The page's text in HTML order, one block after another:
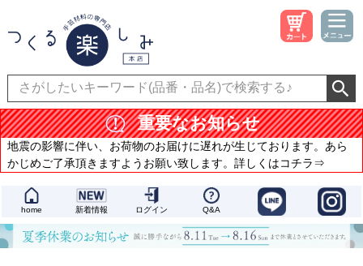
重要なお知らせ
地震の影響に伴い、お荷物のお届けに遅れが生じております。あら
かじめご了承頂きますようお願い致します。詳しくはコチラ⇒
home 新着情報 ログイン Q&A